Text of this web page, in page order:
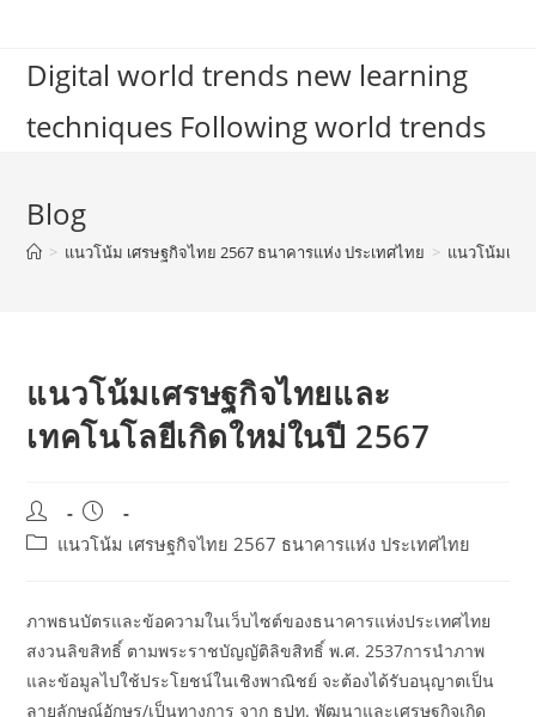
contentDigital world trends new learning
techniques Following world trends
Blog
> แนวโน้ม เศรษฐกิจไทย 2567 ธนาคารแห่ง ประเทศไทย > แนวโน้มเศร
แนวโน้มเศรษฐกิจไทยและ
เทคโนโลยีเกิดใหม่ในปี 2567
Post
author:
Post
published:
Postแนวโน้ม เศรษฐกิจไทย 2567 ธนาคารแห่ง ประเทศไทย
ภาพธนบัตรและข้อความในเว็บไซต์ของธนาคารแห่งประเทศไทย
สงวนลิขสิทธิ์ ตามพระราชบัญญัติลิขสิทธิ์ พ.ศ. 2537การนำภาพ
และข้อมูลไปใช้ประโยชน์ในเชิงพาณิชย์ จะต้องได้รับอนุญาตเป็น
ลายลักษณ์อักษร/เป็นทางการ จาก ธปท. พัฒนาและเศรษฐกิจเกิด